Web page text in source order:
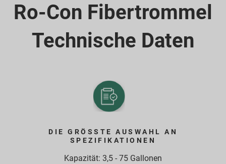
Ro-Con Fibertrommel
Technische Daten
DIE GRÖSSTE AUSWAHL AN S
PEZIFIKATIONEN
Kapazität: 3,5 - 75 Gallonen